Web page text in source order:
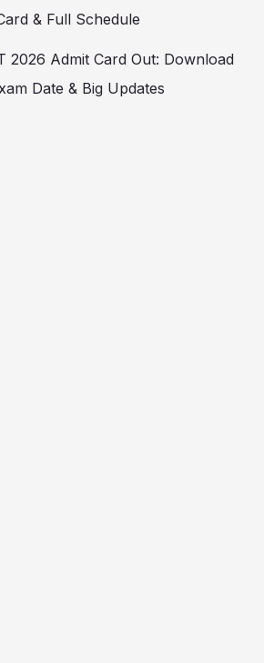
& Full Schedule
2026 Admit Card Out: Download
Date & Big Updates